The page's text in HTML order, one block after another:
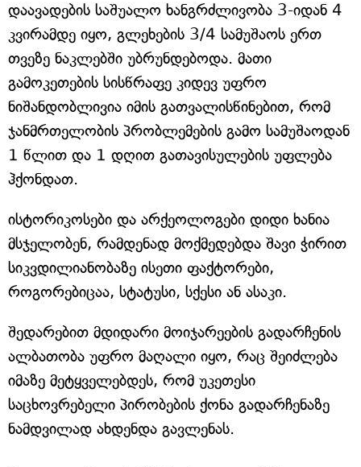
დაავადების საშუალო ხანგრძლივობა 3-იდან 4
კვირამდე იყო, გლეხების 3/4 სამუშაოს ერთ
თვეზე ნაკლებში უბრუნდებოდა. მათი
გამოკეთების სისწრაფე კიდევ უფრო
ნიშანდობლივია იმის გათვალისწინებით, რომ
ჯანმრთელობის პრობლემების გამო სამუშაოდან
1 წლით და 1 დღით გათავისულების უფლება
ჰქონდათ.
ისტორიკოსები და არქეოლოგები დიდი ხანია
მსჯელობენ, რამდენად მოქმედებდა შავი ჭირით
სიკვდილიანობაზე ისეთი ფაქტორები,
როგორებიცაა, სტატუსი, სქესი ან ასაკი.
შედარებით მდიდარი მოიჯარეების გადარჩენის
ალბათობა უფრო მაღალი იყო, რაც შეიძლება
იმაზე მეტყველებდეს, რომ უკეთესი
საცხოვრებელი პირობების ქონა გადარჩენაზე
ნამდვილად ახდენდა გავლენას.